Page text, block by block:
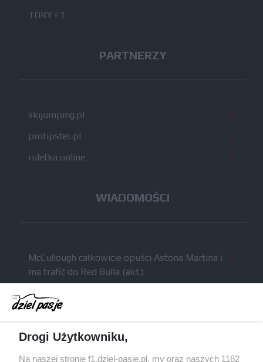
TORY F1
PARTNERZY
skijumping.pl
protipster.pl
ruletka online
WIADOMOŚCI
McCullough całkowicie opuści Astona Martina i
ma trafić do Red Bulla (akt.)
Dochód F1 spadł o 61 procent względem
zeszłego sezonu
algorytmach?
Honda uświadomiła sobie skalę problemów z
Drogi Użytkowniku,
Na naszej stronie f1.dziel-pasje.pl, my oraz naszych 1162